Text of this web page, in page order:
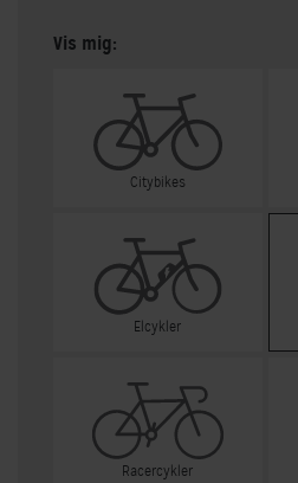
Vis mig:
Citybikes
Elcykler
Racercykler